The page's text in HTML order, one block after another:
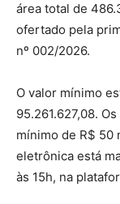
área total de
ofertado pela
nº 002/2026.
O valor mínimo
95.261.627,08.
mínimo de R$ 50
eletrônica está
às 15h, na